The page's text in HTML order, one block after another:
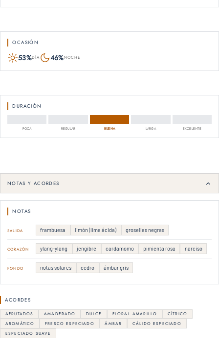
OCASIÓN
53%DÍA 46%NOCHE
DURACIÓN
POCA REGULAR BUENA LARGA EXCELENTE
NOTAS Y ACORDES
NOTAS
SALIDA frambuesa limón (lima ácida) grosellas negras
CORAZÓN ylang-ylang jengibre cardamomo pimienta rosa narciso
FONDO notas solares cedro ámbar gris
ACORDES
AFRUTADOS AMADERADO DULCE FLORAL AMARILLO
CÍTRICO
AROMÁTICO
FRESCO ESPECIADO ÁMBAR
CÁLIDO ESPECIADO
ESPECIADO SUAVE